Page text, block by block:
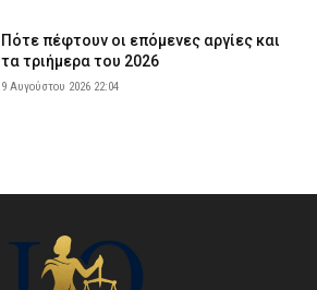
Πότε πέφτουν οι επόμενες αργίες και
τα τριήμερα του 2026
9 Αυγούστου 2026 22:04